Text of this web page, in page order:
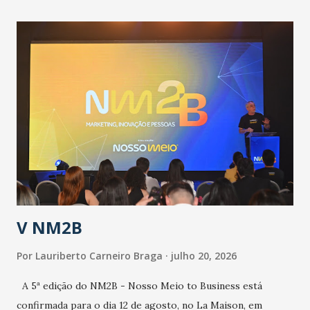
população suspeita e de cuidados com os ambientes
públicos e domiciliares. “Nós não estamos vivendo uma
epidemia comum, como temos em todos os anos, com
aumento de casos de dengue, influenza ou H1N1. Trata-se
de uma epidemia com um vírus diferente, com um poder de
contaminação maior que outros coronavírus”, apontou o
secretário. Segundo ele, é uma epidemia com chance de
contaminação alta, podendo gerar um grande risco à
população e ao sistema de saúde. “Precisamos saber fazer a
estratificação do risco da doença, para não so...
V NM2B
Por Lauriberto Carneiro Braga julho 20, 2026
A 5ª edição do NM2B - Nosso Meio to Business está
confirmada para o dia 12 de agosto, no La Maison, em